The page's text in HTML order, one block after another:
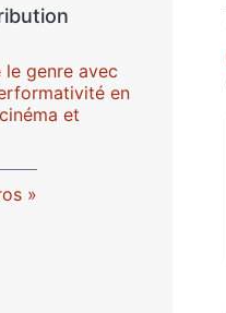
genre avec
en
et